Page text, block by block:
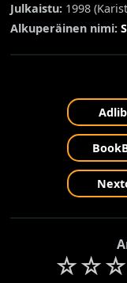
Julkaistu: 1998 (
Alkuperäinen nimi:
☆☆☆